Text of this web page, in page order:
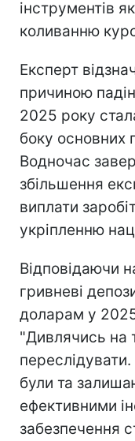
інструментів
коливанню
Експерт
причиною
2025 року
боку основних
Водночас
збільшення
виплати
укріпленню
Відповідаючи
гривневі
доларам у
"Дивлячись на
були та
ефективними
забезпечення